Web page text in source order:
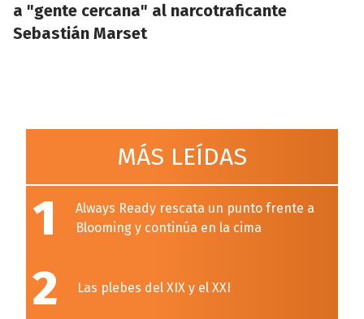
a "gente cercana" al narcotraficante
Sebastián Marset
MÁS LEÍDAS
1
Always Ready rescata un punto frente a
Blooming y continúa en la cima
2 Las plebes del XIX y el XXI